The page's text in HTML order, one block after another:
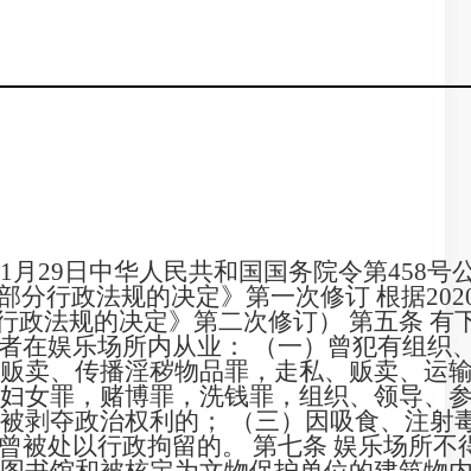
1月29日中华人民共和国国务院令第458
分行政法规的决定》第一次修订 根据
政法规的决定》第二次修订） 第五条 有
在娱乐场所内从业： （一）曾犯有组织
卖、传播淫秽物品罪，走私、贩卖、运
女罪，赌博罪，洗钱罪，组织、领导、
剥夺政治权利的； （三）因吸食、注射
被处以行政拘留的。 第七条 娱乐场所不